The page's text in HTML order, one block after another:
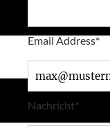
Email Address*
Nachricht*